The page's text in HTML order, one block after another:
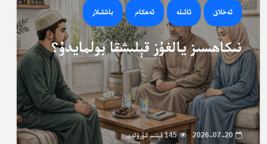
ئەخلاق ئائىلە ئەھكام باشقىلار
نىكاھسىز يالغۇز قېلىشقا بولمايدۇ؟
2026-07-20 145 قېتىم كۆرۈلدى